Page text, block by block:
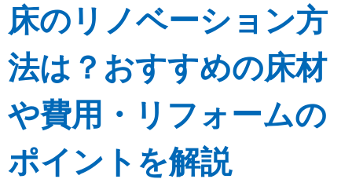
床のリノベーション方
法は？おすすめの床材
や費用・リフォームの
ポイントを解説